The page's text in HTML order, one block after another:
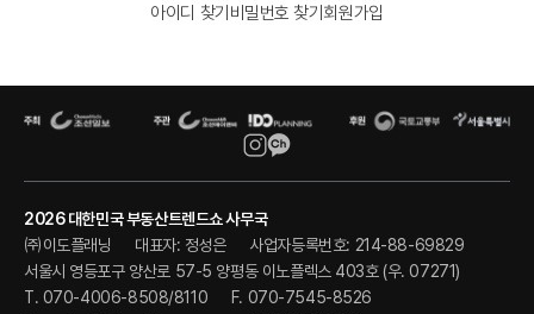
아이디 찾기 비밀번호 찾기 회원가입
2026 대한민국 부동산트렌드쇼 사무국
㈜이도플래닝
대표자: 정성은
사업자등록번호: 214-88-69829
서울시 영등포구 양산로 57-5 양평동 이노플렉스 403호 (우. 07271)
T. 070-4006-8508/8110
F. 070-7545-8526